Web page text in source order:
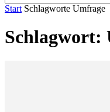
Start Schlagworte Umfrage
Schlagwort: